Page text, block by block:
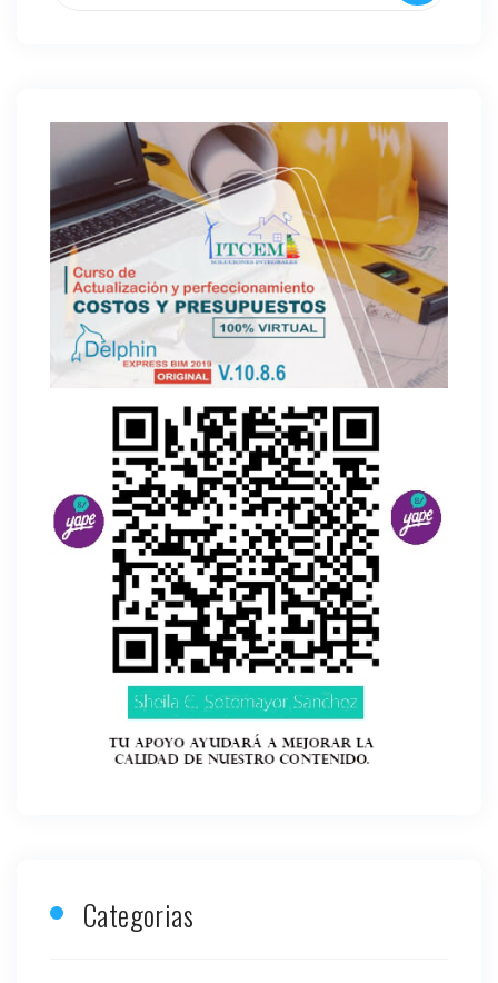
Categorias